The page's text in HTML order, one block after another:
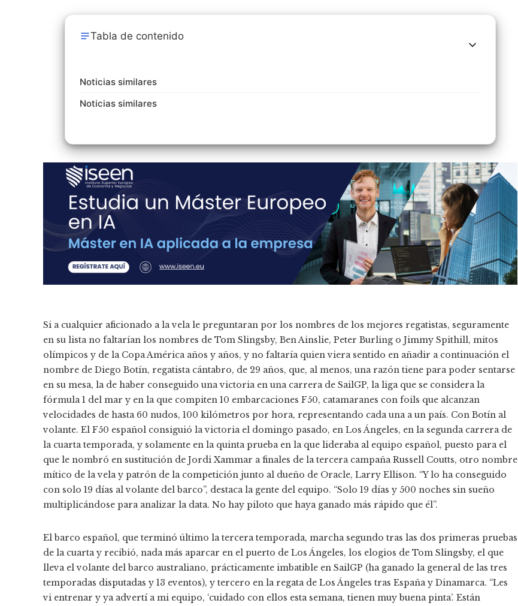
Tabla de contenido
Noticias similares
Noticias similares
Si a cualquier aficionado a la vela le preguntaran por los nombres de los mejores regatistas, seguramente
en su lista no faltarían los nombres de Tom Slingsby, Ben Ainslie, Peter Burling o Jimmy Spithill, mitos
olímpicos y de la Copa América años y años, y no faltaría quien viera sentido en añadir a continuación el
nombre de Diego Botín, regatista cántabro, de 29 años, que, al menos, una razón tiene para poder sentarse
en su mesa, la de haber conseguido una victoria en una carrera de SailGP, la liga que se considera la
fórmula 1 del mar y en la que compiten 10 embarcaciones F50, catamaranes con foils que alcanzan
velocidades de hasta 60 nudos, 100 kilómetros por hora, representando cada una a un país. Con Botín al
volante. El F50 español consiguió la victoria el domingo pasado, en Los Ángeles, en la segunda carrera de
la cuarta temporada, y solamente en la quinta prueba en la que lideraba al equipo español, puesto para el
que le nombró en sustitución de Jordi Xammar a finales de la tercera campaña Russell Coutts, otro nombre
mítico de la vela y patrón de la competición junto al dueño de Oracle, Larry Ellison. “Y lo ha conseguido
con solo 19 días al volante del barco”, destaca la gente del equipo. “Solo 19 días y 500 noches sin sueño
multiplicándose para analizar la data. No hay piloto que haya ganado más rápido que él”.
El barco español, que terminó último la tercera temporada, marcha segundo tras las dos primeras pruebas
de la cuarta y recibió, nada más aparcar en el puerto de Los Ángeles, los elogios de Tom Slingsby, el que
lleva el volante del barco australiano, prácticamente imbatible en SailGP (ha ganado la general de las tres
temporadas disputadas y 13 eventos), y tercero en la regata de Los Ángeles tras España y Dinamarca. “Les
vi entrenar y ya advertí a mi equipo, ‘cuidado con ellos esta semana, tienen muy buena pinta’. Están